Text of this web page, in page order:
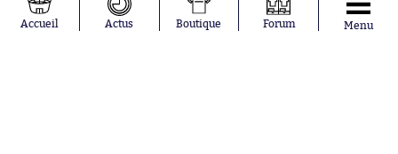
García Torres
Gio Reyna
RC Strasbourg
RC Lens
Accueil Actus Boutique Forum Menu